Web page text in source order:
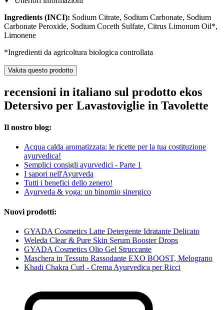
Ingredients (INCI): Sodium Citrate, Sodium Carbonate, Sodium
Carbonate Peroxide, Sodium Coceth Sulfate, Citrus Limonum Oil*,
Limonene
*Ingredienti da agricoltura biologica controllata
Valuta questo prodotto
recensioni in italiano sul prodotto ekos
Detersivo per Lavastoviglie in Tavolette
Il nostro blog:
Acqua calda aromatizzata: le ricette per la tua costituzione
ayurvedica!
Semplici consigli ayurvedici - Parte 1
I sapori nell'Ayurveda
Tutti i benefici dello zenero!
Ayurveda & yoga: un binomio sinergico
Nuovi prodotti:
GYADA Cosmetics Latte Detergente Idratante Delicato
Weleda Clear & Pure Skin Serum Booster Drops
GYADA Cosmetics Olio Gel Struccante
Maschera in Tessuto Rassodante EXO BOOST, Melograno
Khadi Chakra Curl - Crema Ayurvedica per Ricci